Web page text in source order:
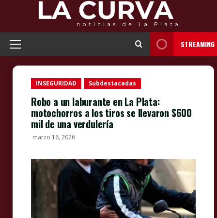
content
Primary
STREAMING
INSEGURIDAD Subdestacadas
Robo a un laburante en La Plata:
motochorros a los tiros se llevaron $600
mil de una verdulería
marzo 16, 2026